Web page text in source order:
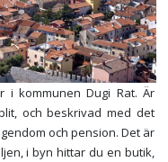
i kommunen Dugi Rat. Är
och beskrivad med det
och pension. Det är
i byn hittar du en butik,